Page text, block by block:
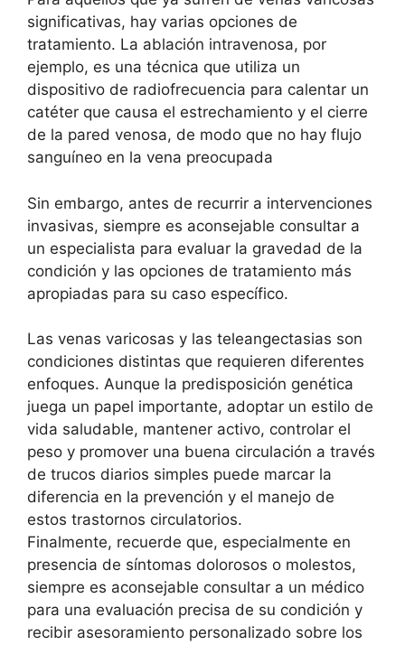
significativas, hay varias opciones de
tratamiento. La ablación intravenosa, por
ejemplo, es una técnica que utiliza un
dispositivo de radiofrecuencia para calentar un
catéter que causa el estrechamiento y el cierre
de la pared venosa, de modo que no hay flujo
sanguíneo en la vena preocupada
Sin embargo, antes de recurrir a intervenciones
invasivas, siempre es aconsejable consultar a
un especialista para evaluar la gravedad de la
condición y las opciones de tratamiento más
apropiadas para su caso específico.
Las venas varicosas y las teleangectasias son
condiciones distintas que requieren diferentes
enfoques. Aunque la predisposición genética
juega un papel importante, adoptar un estilo de
vida saludable, mantener activo, controlar el
peso y promover una buena circulación a través
de trucos diarios simples puede marcar la
diferencia en la prevención y el manejo de
estos trastornos circulatorios.
Finalmente, recuerde que, especialmente en
presencia de síntomas dolorosos o molestos,
siempre es aconsejable consultar a un médico
para una evaluación precisa de su condición y
recibir asesoramiento personalizado sobre los